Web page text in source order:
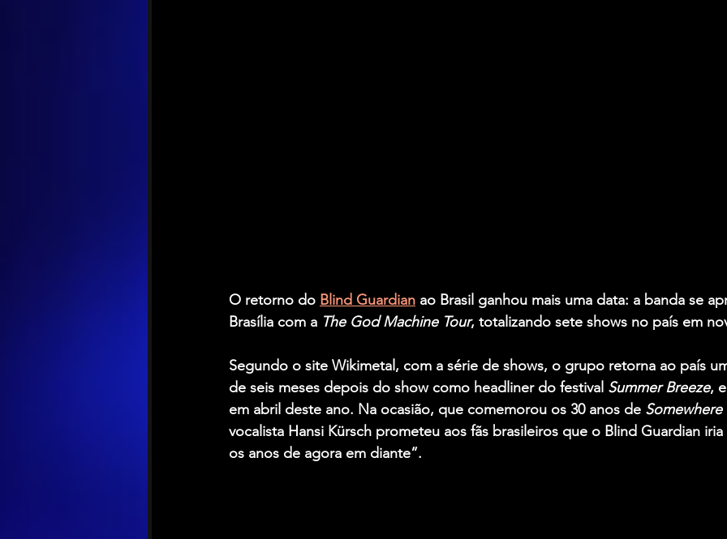
O retorno do Blind Guardian ao Brasil ganhou mais uma data: a banda se
Brasília com a The God Machine Tour, totalizando sete shows no país em
Segundo o site Wikimetal, com a série de shows, o grupo retorna ao país
de seis meses depois do show como headliner do festival Summer Breeze,
em abril deste ano. Na ocasião, que comemorou os 30 anos de Somewhere
vocalista Hansi Kürsch prometeu aos fãs brasileiros que o Blind Guardian
os anos de agora em diante”.